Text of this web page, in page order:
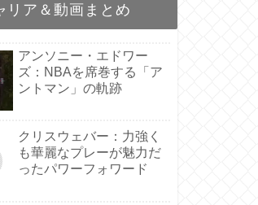
リア＆動画まとめ
アンソニー・エドワー
ズ：NBAを席巻する「ア
ントマン」の軌跡
クリスウェバー：力強く
も華麗なプレーが魅力だ
ったパワーフォワード